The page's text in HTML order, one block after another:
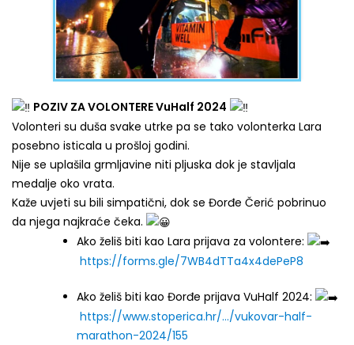
POZIV ZA VOLONTERE VuHalf 2024
Volonteri su duša svake utrke pa se tako volonterka Lara
posebno isticala u prošloj godini.
Nije se uplašila grmljavine niti pljuska dok je stavljala
medalje oko vrata.
Kaže uvjeti su bili simpatični, dok se Đorđe Čerić pobrinuo
da njega najkraće čeka.
Ako želiš biti kao Lara prijava za volontere:
https://forms.gle/7WB4dTTa4x4dePeP8
Ako želiš biti kao Đorđe prijava VuHalf 2024:
https://www.stoperica.hr/…/vukovar-half-
marathon-2024/155